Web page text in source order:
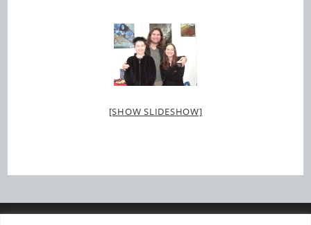
[SHOW SLIDESHOW]